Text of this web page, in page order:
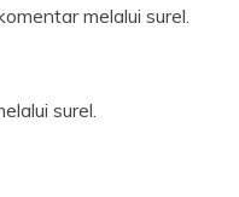
melalui surel.
surel.